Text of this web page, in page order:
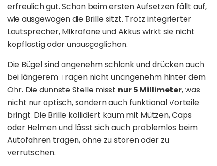
erfreulich gut. Schon beim ersten Aufsetzen fällt auf,
wie ausgewogen die Brille sitzt. Trotz integrierter
Lautsprecher, Mikrofone und Akkus wirkt sie nicht
kopflastig oder unausgeglichen.
Die Bügel sind angenehm schlank und drücken auch
bei längerem Tragen nicht unangenehm hinter dem
Ohr. Die dünnste Stelle misst nur 5 Millimeter, was
nicht nur optisch, sondern auch funktional Vorteile
bringt. Die Brille kollidiert kaum mit Mützen, Caps
oder Helmen und lässt sich auch problemlos beim
Autofahren tragen, ohne zu stören oder zu
verrutschen.